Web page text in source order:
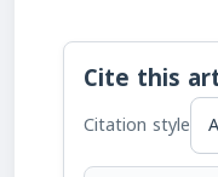
Cite this
Citation style